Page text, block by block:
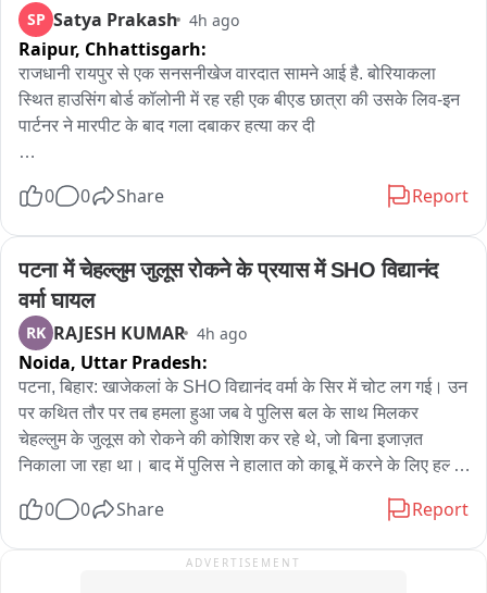
खिलाफ जीरो टॉलरेंस की नीति अपनाई जाएगी। सुरक्षित भोजन सुनिश्चित
करना केवल कानून लागू करना नहीं, बल्कि समाज के प्रति सरकार की
नैतिक और संवैधानिक जिम्मेदारी भी है।
સવારે સાડા સાત વાગ્યાથી આગ ને કાબુમાં લેવા માટે બે ફાયર
ફાયરટર કરી રહ્યા છીંયા પાણીનો મારો
હજુ પણ ટ્રકમાં લાગેલી આગ સો ટકા કાબુમાં આવી નથી, પાણીનો
મારો ચાલુ
સંપૂર્ણ બળીને ખાખ
SP Satya Prakash 4h ago
Raipur, Chhattisgarh:
राजधानी रायपुर से एक सनसनीखेज वारदात सामने आई है. बोरियाकला
स्थित हाउसिंग बोर्ड कॉलोनी में रह रही एक बीएड छात्रा की उसके लिव-इन
पार्टनर ने मारपीट के बाद गला दबाकर हत्या कर दी
पहुंचा, यहां डॉक्टरों ने उसे मृत घोषित कर दिया. युवती की मौत की पुष्टि होते
हत्या की शिकायत दर्ज कराई है, जिसपर पुलिस ने आरोपी को गिरफ्तार कर
लिया है. मृतिका का नाम भारती नेताम और आरोपी का नाम सावंत बघेल
बताया जा रहा है.....
0 0 Share Report
पटना में चेहल्लुम जुलूस रोकने के प्रयास में SHO विद्यानंद
वर्मा घायल
RK RAJESH KUMAR 4h ago
Noida, Uttar Pradesh:
पटना, बिहार: खाजेकलां के SHO विद्यानंद वर्मा के सिर में चोट लग गई। उन
पर कथित तौर पर तब हमला हुआ जब वे पुलिस बल के साथ मिलकर
चेहल्लुम के जुलूस को रोकने की कोशिश कर रहे थे, जो बिना इजाज़त
निकाला जा रहा था। बाद में पुलिस ने हालात को काबू में करने के लिए हल्का
मामले को सुलझाने की कोशिश के दौरान मुझे चोट लग गई।"
0 0 Share Report
ADVERTISEMENT